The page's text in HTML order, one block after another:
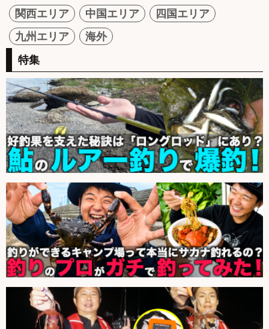
関西エリア 中国エリア
四国エリア
九州エリア
海外
特集